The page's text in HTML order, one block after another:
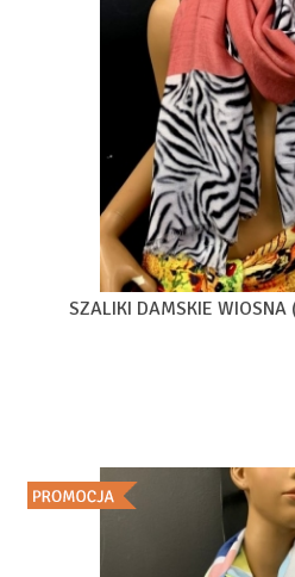
SZALIKI DAMSKIE